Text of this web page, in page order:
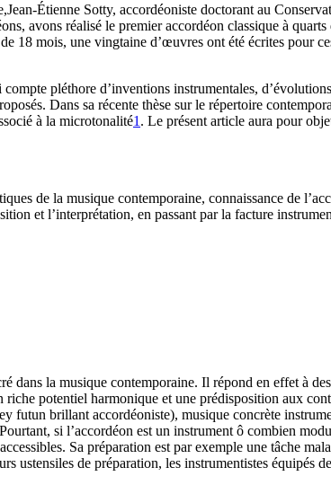
Étienne Sotty, accordéoniste doctorant au
avons réalisé le premier accordéon classique à
18 mois, une vingtaine d’œuvres ont été écrites pour
pléthore d’inventions instrumentales,
Dans sa récente thèse sur le répertoire
à la microtonalité1 . Le présent article aura pour
de la musique contemporaine, connaissance de
et l’interprétation, en passant par la facture
dans la musique contemporaine. Il répond en effet à
riche potentiel harmonique et une prédisposition aux
futun brillant accordéoniste), musique concrète
si l’accordéon est un instrument ô combien
Sa préparation est par exemple une tâche
ustensiles de préparation, les instrumentistes